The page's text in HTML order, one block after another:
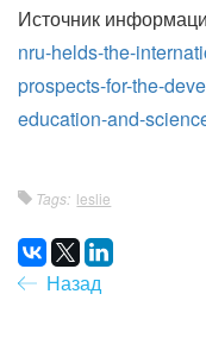
Источник
nru-helds-the-
prospects-for-the-
education-and-
Tags: leslie
Назад